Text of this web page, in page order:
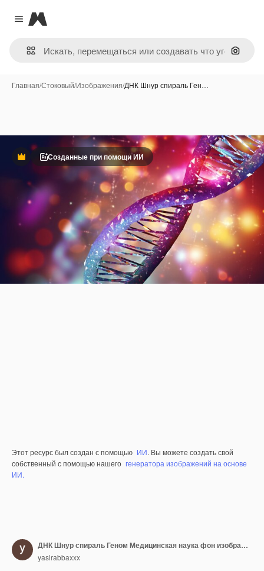
Close menu
Magnific
Поиск
Главная/Стоковый/Изображения/ДНК Шнур спираль Ген…
ПремиумСозданные при помощи ИИ
Этот ресурс был создан с помощью ИИ. Вы можете создать свой
собственный с помощью нашего генератора изображений на основе
ИИ.
ДНК Шнур спираль Геном Медицинская наука фон изображения
yasirabbaxxx